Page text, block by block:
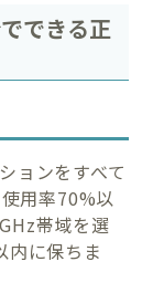
できる正
ョンをすべて
用率70%以
帯域を選
内に保ちま